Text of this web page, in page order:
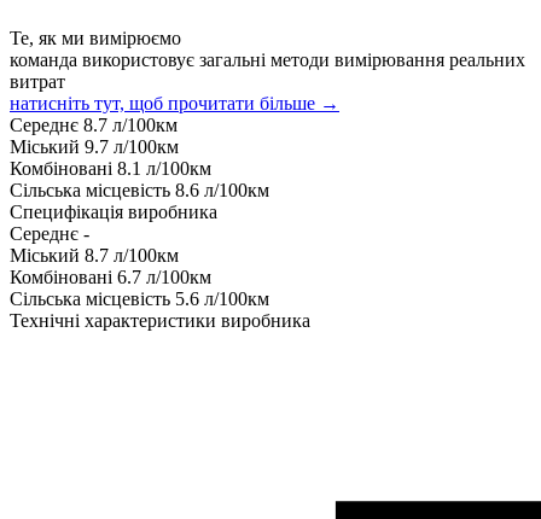
Те, як ми вимірюємо
команда використовує загальні методи вимірювання реальних
витрат
натисніть тут, щоб прочитати більше →
Середнє 8.7 л/100км
Міський 9.7 л/100км
Комбіновані 8.1 л/100км
Сільська місцевість 8.6 л/100км
Специфікація виробника
Середнє -
Міський 8.7 л/100км
Комбіновані 6.7 л/100км
Сільська місцевість 5.6 л/100км
Технічні характеристики виробника